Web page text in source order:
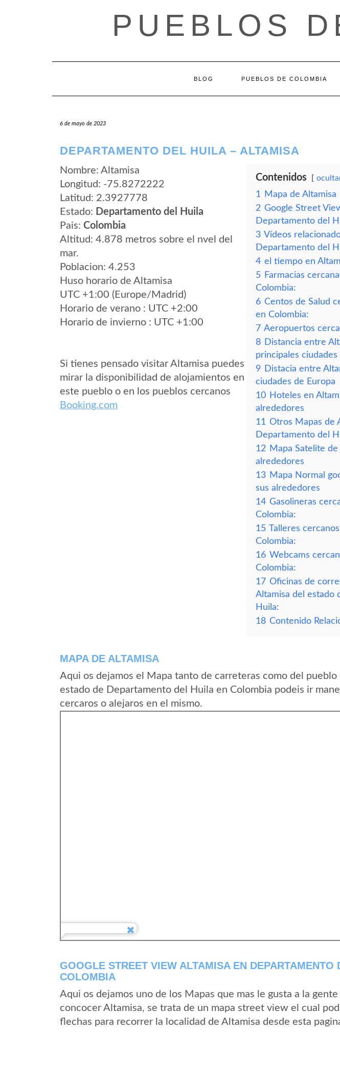
PUEBLOS
BLOG PUEBLOS DE COLOMBIA
6 de mayo de 2023
DEPARTAMENTO DEL HUILA – ALTAMISA
Nombre: Altamisa
Longitud: -75.8272222
Latitud: 2.3927778
Estado: Departamento del Huila
Pais: Colombia
Altitud: 4.878 metros sobre el nvel del
mar.
Poblacion: 4.253
Huso horario de Altamisa
UTC +1:00 (Europe/Madrid)
Horario de verano : UTC +2:00
Horario de invierno : UTC +1:00
Si tienes pensado visitar Altamisa puedes
mirar la disponibilidad de alojamientos en
este pueblo o en los pueblos cercanos
Booking.com
Contenidos
1
Mapa de Altamisa
2 Google Street
Departamento del
3 Vídeos
Departamento del
4 el tiempo en
5 Farmacias
Colombia:
6 Centos de Salud
en Colombia:
7 Aeropuertos
8 Distancia entre
principales ciudades
9 Distacia entre
ciudades de Europa
10 Hoteles en
alrededores
11 Otros Mapas de
Departamento del
12 Mapa Satelite
alrededores
13 Mapa Normal
sus alrededores
14 Gasolineras
Colombia:
15 Talleres
Colombia:
16 Webcams
Colombia:
17 Oficinas de
Altamisa del estado
Huila:
18 Contenido
MAPA DE ALTAMISA
Aqui os dejamos el Mapa tanto de carreteras como del pueblo
estado de Departamento del Huila en Colombia podeis ir
cercaros o alejaros en el mismo.
GOOGLE STREET VIEW ALTAMISA EN DEPARTAMENTO
COLOMBIA
Aqui os dejamos uno de los Mapas que mas le gusta a la gente
concocer Altamisa, se trata de un mapa street view el cual
flechas para recorrer la localidad de Altamisa desde esta